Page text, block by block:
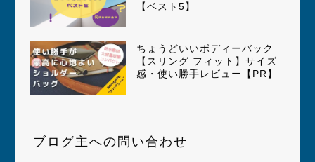
【ベスト5】
ちょうどいいボディーバック
【スリング フィット】サイズ
感・使い勝手レビュー【PR】
ブログ主への問い合わせ